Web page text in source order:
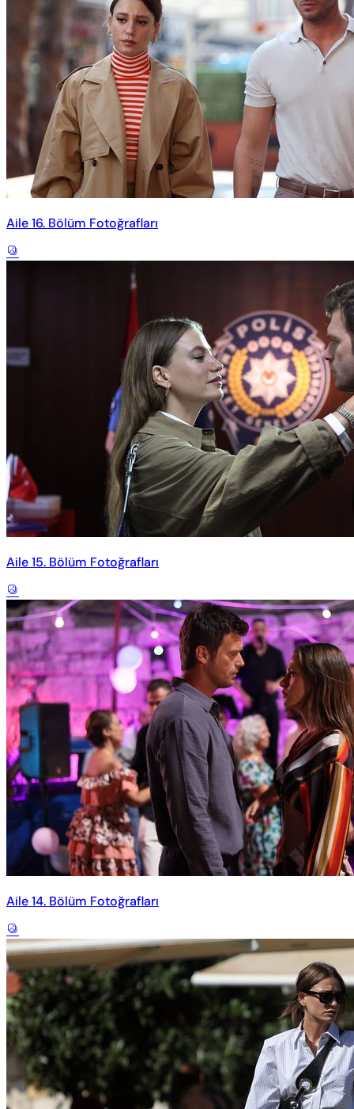
Aile 16. Bölüm Fotoğrafları
Aile 15. Bölüm Fotoğrafları
Aile 14. Bölüm Fotoğrafları